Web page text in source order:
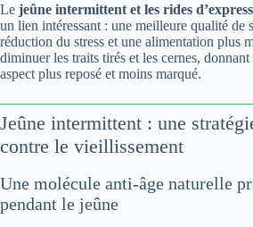
Le jeûne intermittent et les rides
un lien intéressant : une meilleure qualité de
réduction du stress et une alimentation plus
diminuer les traits tirés et les cernes, donnant
aspect plus reposé et moins marqué.
Jeûne intermittent : une
contre le vieillissement
Une molécule anti-âge naturelle
pendant le jeûne